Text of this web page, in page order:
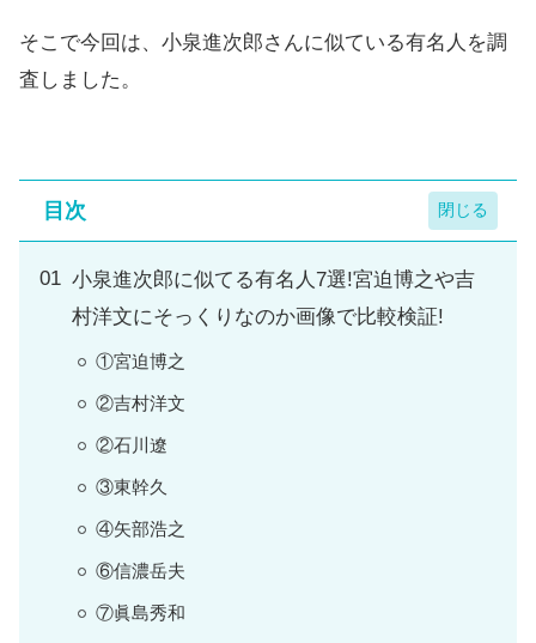
そこで今回は、小泉進次郎さんに似ている有名人を調
査しました。
目次
小泉進次郎に似てる有名人7選!宮迫博之や吉
村洋文にそっくりなのか画像で比較検証!
①宮迫博之
②吉村洋文
②石川遼
③東幹久
④矢部浩之
⑥信濃岳夫
⑦眞島秀和